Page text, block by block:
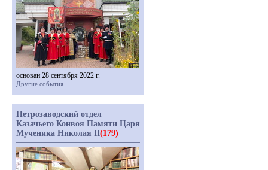
основан 28 сентября 2022 г.
Другие события
Петрозаводский отдел
Казачьего Конвоя Памяти Царя
Мученика Николая II(179)